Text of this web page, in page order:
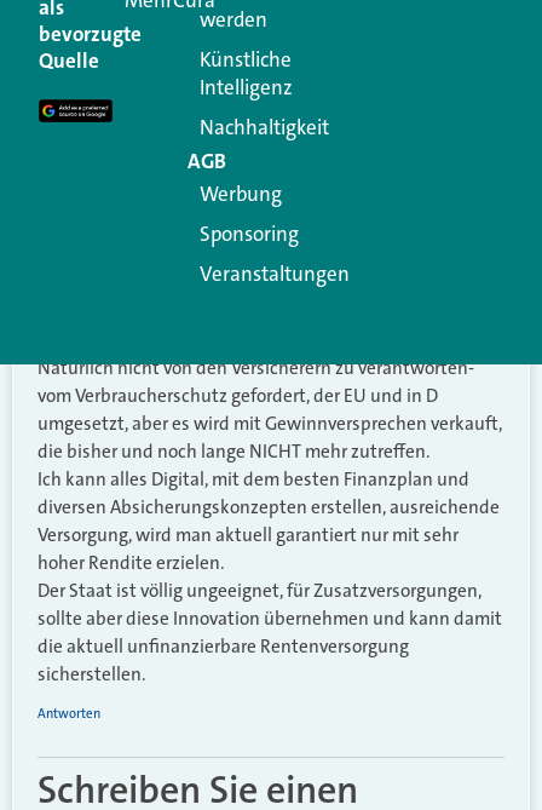
Wilfried Strassnig
Versicherungsmakler
Will man die Bürger korrekt beraten und die Chance auf
lebenslang adäquate Vorsorge bieten, sind seit Draghi die
BAV, Versorgungswerke, Metall-Klinikrente,
berufsbezogene Gruppenverträge etc. sichere
Verlustbringer und aktuell nach allen Kosten, auch aus
evtl. Haftungsgründen, sehr riskant.
in Schleswig-Holstein in Insolvenz und Riester nicht
Natürlich nicht von den Versicherern zu verantworten-
vom Verbraucherschutz gefordert, der EU und in D
umgesetzt, aber es wird mit Gewinnversprechen verkauft,
die bisher und noch lange NICHT mehr zutreffen.
Ich kann alles Digital, mit dem besten Finanzplan und
diversen Absicherungskonzepten erstellen, ausreichende
Versorgung, wird man aktuell garantiert nur mit sehr
hoher Rendite erzielen.
Der Staat ist völlig ungeeignet, für Zusatzversorgungen,
sollte aber diese Innovation übernehmen und kann damit
die aktuell unfinanzierbare Rentenversorgung
sicherstellen.
Antworten
Schreiben Sie einen
als
bevorzugte
Quelle
werden
Künstliche
Intelligenz
Nachhaltigkeit
AGB
Werbung
Sponsoring
Veranstaltungen